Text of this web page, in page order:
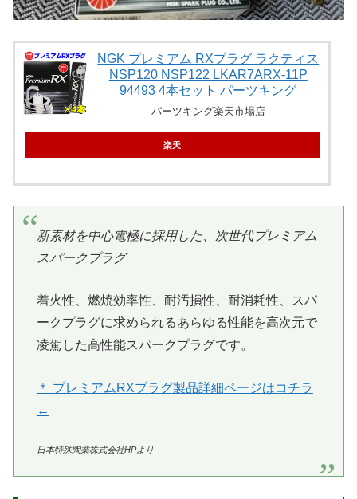
NGK プレミアム RXプラグ ラクティス
NSP120 NSP122 LKAR7ARX-11P
94493 4本セット パーツキング
パーツキング楽天市場店
楽天
新素材を中心電極に採用した、次世代プレミアム
スパークプラグ
着火性、燃焼効率性、耐汚損性、耐消耗性、スパ
ークプラグに求められるあらゆる性能を高次元で
凌駕した高性能スパークプラグです。
＊ プレミアムRXプラグ製品詳細ページはコチラ
←
日本特殊陶業株式会社HPより